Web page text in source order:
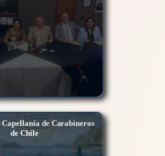
Capellanía de Carabineros
de Chile